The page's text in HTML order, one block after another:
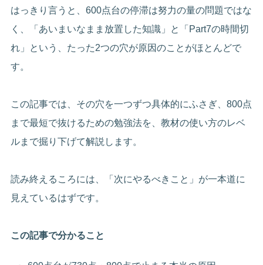
はっきり言うと、600点台の停滞は努力の量の問題ではな
く、「あいまいなまま放置した知識」と「Part7の時間切
れ」という、たった2つの穴が原因のことがほとんどで
す。
この記事では、その穴を一つずつ具体的にふさぎ、800点
まで最短で抜けるための勉強法を、教材の使い方のレベ
ルまで掘り下げて解説します。
読み終えるころには、「次にやるべきこと」が一本道に
見えているはずです。
この記事で分かること